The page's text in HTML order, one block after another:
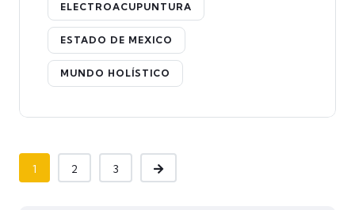
ELECTROACUPUNTURA
ESTADO DE MEXICO
MUNDO HOLÍSTICO
1 2 3